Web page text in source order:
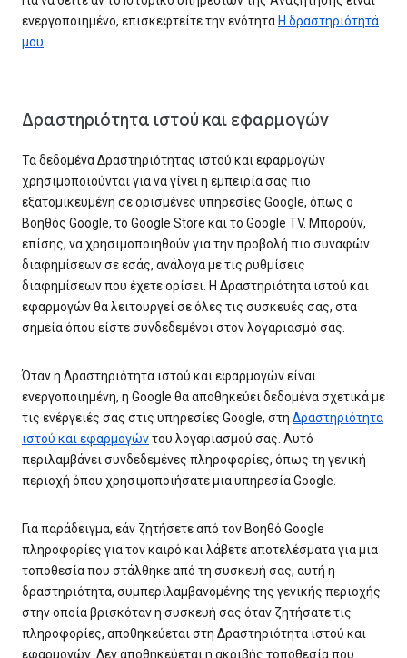
ενεργοποιημένο, επισκεφτείτε την ενότητα Η δραστηριότητά
μου.
Δραστηριότητα ιστού και εφαρμογών
Τα δεδομένα Δραστηριότητας ιστού και εφαρμογών
χρησιμοποιούνται για να γίνει η εμπειρία σας πιο
εξατομικευμένη σε ορισμένες υπηρεσίες Google, όπως ο
Βοηθός Google, το Google Store και το Google TV. Μπορούν,
επίσης, να χρησιμοποιηθούν για την προβολή πιο συναφών
διαφημίσεων σε εσάς, ανάλογα με τις ρυθμίσεις
διαφημίσεων που έχετε ορίσει. Η Δραστηριότητα ιστού και
εφαρμογών θα λειτουργεί σε όλες τις συσκευές σας, στα
σημεία όπου είστε συνδεδεμένοι στον λογαριασμό σας.
Όταν η Δραστηριότητα ιστού και εφαρμογών είναι
ενεργοποιημένη, η Google θα αποθηκεύει δεδομένα σχετικά με
τις ενέργειές σας στις υπηρεσίες Google, στη Δραστηριότητα
ιστού και εφαρμογώντου λογαριασμού σας. Αυτό
περιλαμβάνει συνδεδεμένες πληροφορίες, όπως τη γενική
περιοχή όπου χρησιμοποιήσατε μια υπηρεσία Google.
Για παράδειγμα, εάν ζητήσετε από τον Βοηθό Google
πληροφορίες για τον καιρό και λάβετε αποτελέσματα για μια
τοποθεσία που στάλθηκε από τη συσκευή σας, αυτή η
δραστηριότητα, συμπεριλαμβανομένης της γενικής περιοχής
στην οποία βρισκόταν η συσκευή σας όταν ζητήσατε τις
πληροφορίες, αποθηκεύεται στη Δραστηριότητα ιστού και
εφαρμογών. Δεν αποθηκεύεται η ακριβής τοποθεσία που